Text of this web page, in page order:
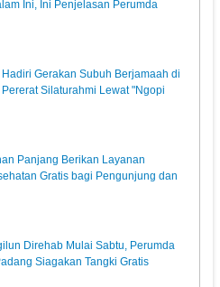
Ini, Ini Penjelasan Perumda
Gerakan Subuh Berjamaah di
Silaturahmi Lewat "Ngopi
Panjang Berikan Layanan
Gratis bagi Pengunjung dan
Direhab Mulai Sabtu, Perumda
Siagakan Tangki Gratis